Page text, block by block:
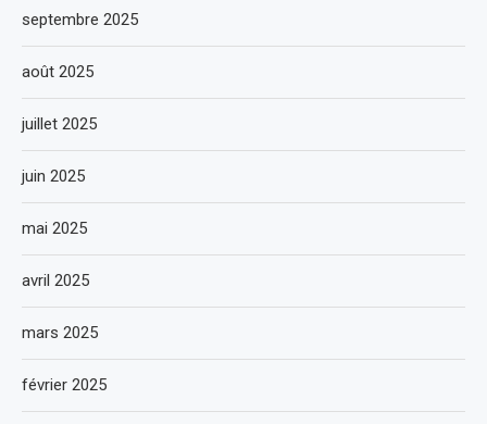
septembre 2025
août 2025
juillet 2025
juin 2025
mai 2025
avril 2025
mars 2025
février 2025